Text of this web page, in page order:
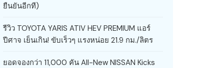
ยืนยันอีกที)
รีวิว TOYOTA YARIS ATIV HEV PREMIUM แอร์
ปีศาจ เย็นเกิน! ขับเร็วๆ แรงหน่อย 21.9 กม./ลิตร
ยอดจองกว่า 11,000 คัน All-New NISSAN Kicks